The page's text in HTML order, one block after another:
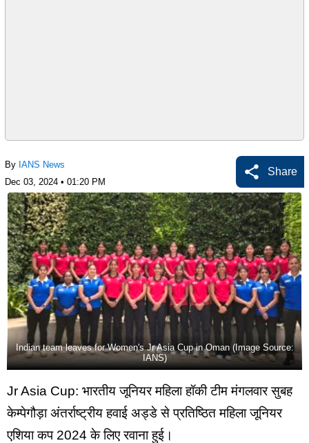
By IANS News
Dec 03, 2024 • 01:20 PM
Share
Indian team leaves for Women's Jr Asia Cup in Oman (Image Source:
IANS)
Jr Asia Cup: भारतीय जूनियर महिला हॉकी टीम मंगलवार सुबह
केम्पेगौड़ा अंतर्राष्ट्रीय हवाई अड्डे से प्रतिष्ठित महिला जूनियर
एशिया कप 2024 के लिए रवाना हुई।